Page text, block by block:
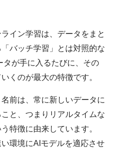
イン学習は、データをまと
バッチ学習」とは対照的な
タが手に入るたびに、その
くのが最大の特徴です。
名前は、常に新しいデータに
と、つまりリアルタイムな
特徴に由来しています。
環境にAIモデルを適応させ